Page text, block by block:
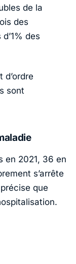
de la
des
des
d’ordre
sont
en 2021, 36 en
s’arrête
que